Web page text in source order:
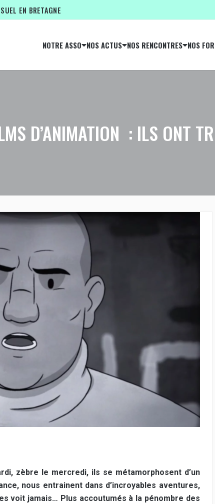
EN BRETAGNE
NOTRE ASSO NOS ACTUS NOS RENCONTRES NOS
D’ANIMATION : ILS ONT
zèbre le mercredi, ils se métamorphosent d’un
nous entrainent dans d’incroyables aventures,
voit jamais… Plus accoutumés à la pénombre des